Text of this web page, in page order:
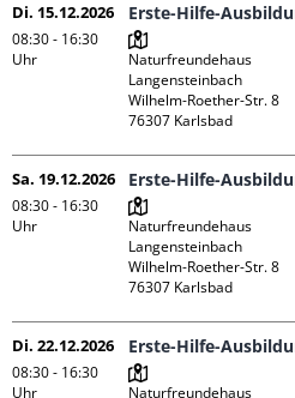
Di. 15.12.2026
08:30 - 16:30
Uhr
Erste-Hilfe-
Naturfreundehaus
Langensteinbach
Wilhelm-Roether-Str. 8
Sa. 19.12.2026
08:30 - 16:30
Uhr
Erste-Hilfe-
Naturfreundehaus
Langensteinbach
Wilhelm-Roether-Str. 8
Di. 22.12.2026
08:30 - 16:30
Uhr
Erste-Hilfe-
Naturfreundehaus